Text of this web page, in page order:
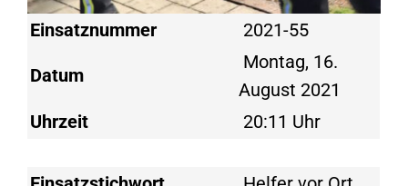
Einsatznummer 2021-55
Datum
Montag, 16.
August 2021
Uhrzeit
20:11 Uhr